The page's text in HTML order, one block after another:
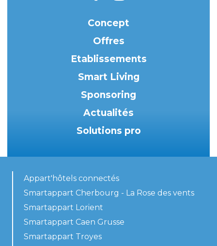
Concept
Offres
Etablissements
Smart Living
Sponsoring
Actualités
Solutions pro
Appart'hôtels connectés
Smartappart Cherbourg - La Rose des vents
Smartappart Lorient
Smartappart Caen Grusse
Smartappart Troyes